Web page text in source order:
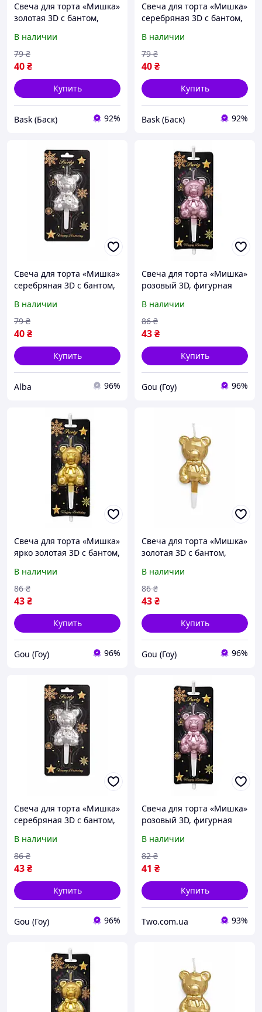
Свеча для торта «Мишка»
золотая 3D с бантом,
медвежонок, стильный
праздничный декор на
день рождения bas
В наличии
40₴
79 ₴
Купить
Bask (Баск) 92%
Свеча для торта «Мишка»
серебряная 3D с бантом,
медвежонок, стильный
праздничный декор на
день рождения bas
В наличии
40₴
79 ₴
Купить
Bask (Баск) 92%
Свеча для торта «Мишка»
серебряная 3D с бантом,
медвежонок, стильный
праздничный декор на
день рождения alb
В наличии
40₴
79 ₴
Купить
Alba 96%
Свеча для торта «Мишка»
розовый 3D, фигурная
стильный праздничный
декор на день рождения
В наличии
43₴
86 ₴
Купить
Gou (Гоу) 96%
Свеча для торта «Мишка»
ярко золотая 3D с бантом,
медвежонок, стильный
праздничный декор на
день рождения
В наличии
43₴
86 ₴
Купить
Gou (Гоу) 96%
Свеча для торта «Мишка»
золотая 3D с бантом,
медвежонок, стильный
праздничный декор на
день рождения
В наличии
43₴
86 ₴
Купить
Gou (Гоу) 96%
Свеча для торта «Мишка»
серебряная 3D с бантом,
медвежонок, стильный
праздничный декор на
день рождения
В наличии
43₴
86 ₴
Купить
Gou (Гоу) 96%
Свеча для торта «Мишка»
розовый 3D, фигурная
стильный праздничный
декор на день рождения
В наличии
41 ₴
82 ₴
Купить
Two.com.ua 93%